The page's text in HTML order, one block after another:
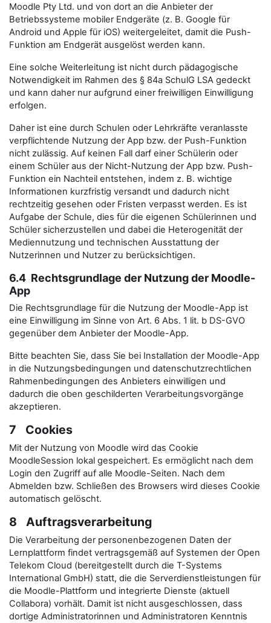
Moodle Pty Ltd. und von dort an die Anbieter der
Betriebssysteme mobiler Endgeräte (z. B. Google für
Android und Apple für iOS) weitergeleitet, damit die Push-
Funktion am Endgerät ausgelöst werden kann.
Eine solche Weiterleitung ist nicht durch pädagogische
Notwendigkeit im Rahmen des § 84a SchulG LSA gedeckt
und kann daher nur aufgrund einer freiwilligen Einwilligung
erfolgen.
Daher ist eine durch Schulen oder Lehrkräfte veranlasste
verpflichtende Nutzung der App bzw. der Push-Funktion
nicht zulässig. Auf keinen Fall darf einer Schülerin oder
einem Schüler aus der Nicht-Nutzung der App bzw. Push-
Funktion ein Nachteil entstehen, indem z. B. wichtige
Informationen kurzfristig versandt und dadurch nicht
rechtzeitig gesehen oder Fristen verpasst werden. Es ist
Aufgabe der Schule, dies für die eigenen Schülerinnen und
Schüler sicherzustellen und dabei die Heterogenität der
Mediennutzung und technischen Ausstattung der
Nutzerinnen und Nutzer zu berücksichtigen.
6.4 Rechtsgrundlage der Nutzung der Moodle-
App
Die Rechtsgrundlage für die Nutzung der Moodle-App ist
eine Einwilligung im Sinne von Art. 6 Abs. 1 lit. b DS-GVO
gegenüber dem Anbieter der Moodle-App.
Bitte beachten Sie, dass Sie bei Installation der Moodle-App
in die Nutzungsbedingungen und datenschutzrechtlichen
Rahmenbedingungen des Anbieters einwilligen und
dadurch die oben geschilderten Verarbeitungsvorgänge
akzeptieren.
7 Cookies
Mit der Nutzung von Moodle wird das Cookie
MoodleSession lokal gespeichert. Es ermöglicht nach dem
Login den Zugriff auf alle Moodle-Seiten. Nach dem
Abmelden bzw. Schließen des Browsers wird dieses Cookie
automatisch gelöscht.
8 Auftragsverarbeitung
Die Verarbeitung der personenbezogenen Daten der
Lernplattform findet vertragsgemäß auf Systemen der Open
Telekom Cloud (bereitgestellt durch die T-Systems
International GmbH) statt, die die Serverdienstleistungen für
die Moodle-Plattform und integrierte Dienste (aktuell
Collabora) vorhält. Damit ist nicht ausgeschlossen, dass
dortige Administratorinnen und Administratoren Kenntnis